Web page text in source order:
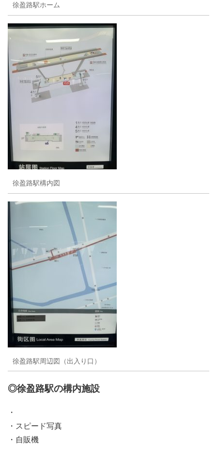
徐盈路駅ホーム
徐盈路駅構内図
徐盈路駅周辺図（出入り口）
◎徐盈路駅の構内施設
・
・スピード写真
・自販機